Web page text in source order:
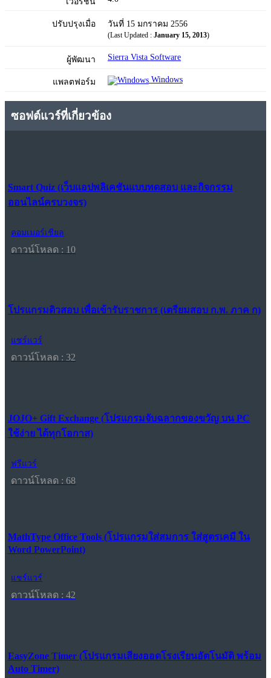
ปรับปรุงเมื่อ วันที่ 15 มกราคม 2556
(Last Updated : January 15, 2013)
ผู้พัฒนา Sierra Vista Software
แพลตฟอร์ม Windows
ซอฟต์แวร์ที่เกี่ยวข้อง
Smart Quiz (เว็บแอปพลิเคชันแบบทดสอบ และกิจกรรม
ออนไลน์ครบวงจร)
คอมเมอร์เชียล
ดาวน์โหลด : 10
โปรแกรมติวสอบ เพื่อเข้ารับราชการ (เตรียมสอบ ก.พ. ภาค ก)
แชร์แวร์
ดาวน์โหลด : 32
JOJO+ Gift Exchange (โปรแกรมจับฉลากของขวัญ บน PC
ใช้ง่าย ได้ทุกโอกาส)
ฟรีแวร์
ดาวน์โหลด : 68
MathType Office Tools (โปรแกรมใส่สมการ ใส่สูตรเคมี ใน
Word PowerPoint)
แชร์แวร์
ดาวน์โหลด : 42
EasyZone Timer (โปรแกรมเสียงออดโรงเรียนอัตโนมัติ พร้อม
Auto Timer)